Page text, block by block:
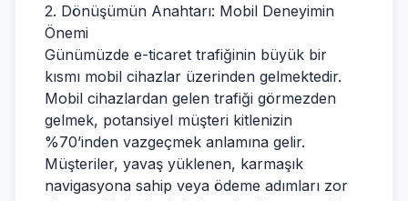
2. Dönüşümün Anahtarı: Mobil Deneyimin
Önemi
Günümüzde e-ticaret trafiğinin büyük bir
kısmı mobil cihazlar üzerinden gelmektedir.
Mobil cihazlardan gelen trafiği görmezden
gelmek, potansiyel müşteri kitlenizin
%70’inden vazgeçmek anlamına gelir.
Müşteriler, yavaş yüklenen, karmaşık
navigasyona sahip veya ödeme adımları zor